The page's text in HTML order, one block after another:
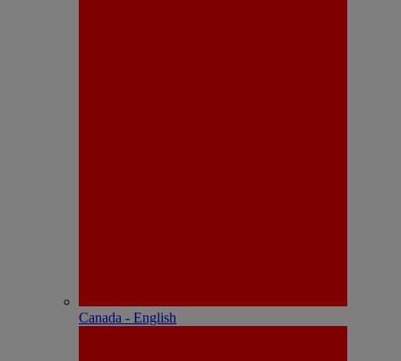
Canada - English